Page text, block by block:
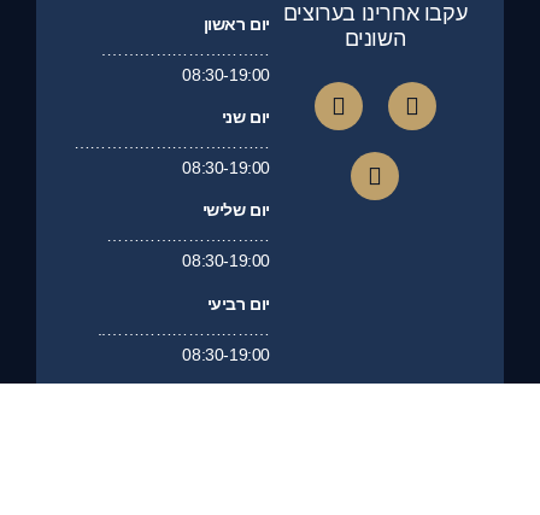
עקבו אחרינו בערוצים
השונים
יום ראשון
08:30-19:00
יום שני
08:30-19:00
יום שלישי
…………………………
08:30-19:00
יום רביעי
08:30-19:00